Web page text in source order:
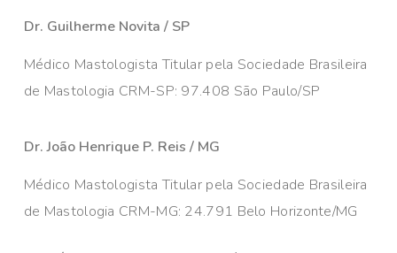
Dr. Guilherme Novita / SP
Médico Mastologista Titular pela Sociedade Brasileira
de Mastologia CRM-SP: 97.408 São Paulo/SP
Dr. João Henrique P. Reis / MG
Médico Mastologista Titular pela Sociedade Brasileira
de Mastologia CRM-MG: 24.791 Belo Horizonte/MG